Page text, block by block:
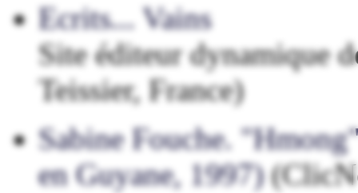
Ecrits... Vains
Site éditeur dynamique
Teissier, France)
Sabine Fouche.
en Guyane, 1997)